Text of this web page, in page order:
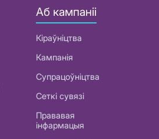
Аб кампаніі
Кіраўніцтва
Кампанія
Супрацоўніцтва
Сеткі сувязі
Прававая
інфармацыя